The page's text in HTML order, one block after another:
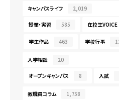
キャンパスライフ 2,019
授業・実習 585 在校生VOICE
学生作品 463 学校行事
入学相談 20
オープンキャンパス 8 入試
教職員コラム 1,758